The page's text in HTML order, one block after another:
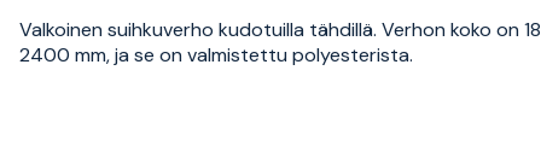
Valkoinen suihkuverho kudotuilla tähdillä. Verhon koko on
2400 mm, ja se on valmistettu polyesterista.